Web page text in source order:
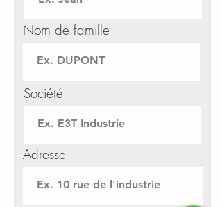
Nom de famille
Société
Adresse